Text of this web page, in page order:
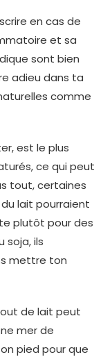
en cas de
et sa
sont bien
adieu dans ta
comme
est le plus
ce qui peut
tout, certaines
lait pourraient
plutôt pour des
soja, ils
mettre ton
de lait peut
mer de
pied pour que